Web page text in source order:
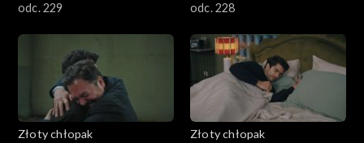
odc. 229
odc. 228
Złoty chłopak
Złoty chłopak